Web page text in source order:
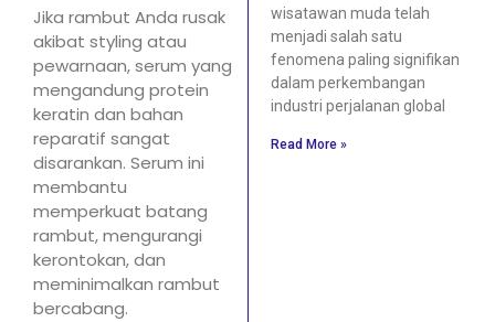
Jika rambut Anda rusak
akibat styling atau
pewarnaan, serum yang
mengandung protein
keratin dan bahan
reparatif sangat
disarankan. Serum ini
membantu
memperkuat batang
rambut, mengurangi
kerontokan, dan
meminimalkan rambut
bercabang.
wisatawan muda telah
menjadi salah satu
fenomena paling signifikan
dalam perkembangan
industri perjalanan global
Read More »